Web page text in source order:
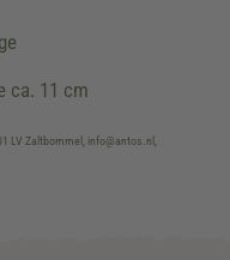
ca. 11 cm
LV Zaltbommel, info@antos.nl,